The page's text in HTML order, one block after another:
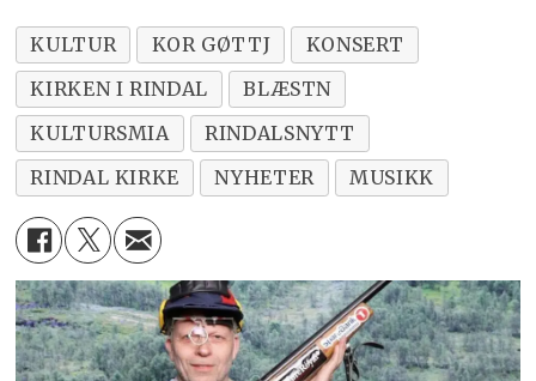
KULTUR KOR GØTTJ
KONSERT
KIRKEN I RINDAL
BLÆSTN
KULTURSMIA
RINDALSNYTT
RINDAL KIRKE
NYHETER MUSIKK